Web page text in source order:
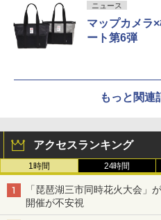
ニュース
マップカメラ
ート第6弾
もっと関連
アクセスランキング
1時間 24時間
「琵琶湖三市同時花火大会
開催が不安視